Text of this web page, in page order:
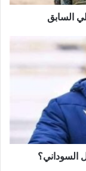
السابق
السوداني؟